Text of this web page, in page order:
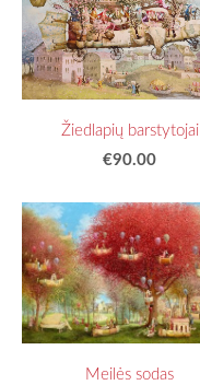
Žiedlapių barstytojai
€90.00
Meilės sodas